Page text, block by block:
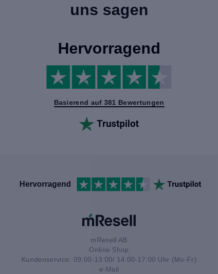
uns sagen
Hervorragend
Basierend auf 381 Bewertungen
Hervorragend
mResell AB
Online Shop
Kundenservice: 09:00-13:00/ 14:00-17:00 Uhr (Mo-Fr)
e-Mail